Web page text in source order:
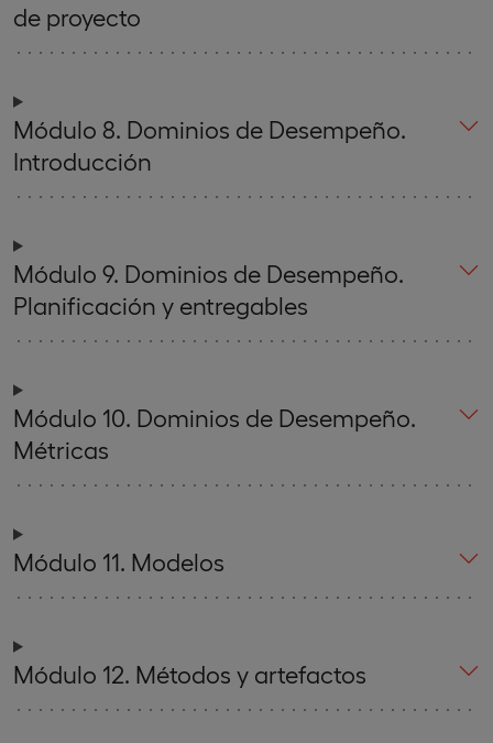
de proyecto
Módulo 8. Dominios de Desempeño.
Introducción
Módulo 9. Dominios de Desempeño.
Planificación y entregables
Módulo 10. Dominios de Desempeño.
Métricas
Módulo 11. Modelos
Módulo 12. Métodos y artefactos